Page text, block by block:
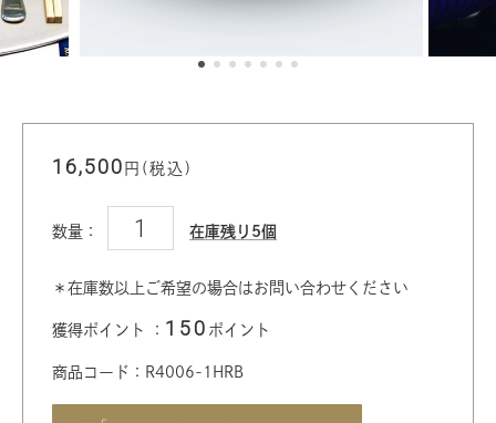
16,500 円(税込)
数量： 在庫残り5個
＊在庫数以上ご希望の場合はお問い合わせください
獲得ポイント ： 150 ポイント
商品コード：R4006-1HRB